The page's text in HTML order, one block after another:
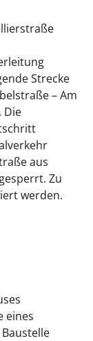
Strecke
– Am
Die
aus
Zu
werden.
eines